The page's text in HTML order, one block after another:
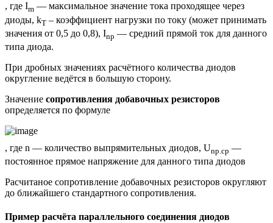
, где Im — максимальное значение тока проходящее через
диоды, kT – коэффициент нагрузки по току (может принимать
значения от 0,5 до 0,8), Inp — средний прямой ток для данного
типа диода.
При дробных значениях расчётного количества диодов
округление ведётся в большую сторону.
Значение сопротивления добавочных резисторов
определяется по формуле
, где n — количество выпрямительных диодов, Unp.cp —
постоянное прямое напряжение для данного типа диодов
Расчитаное сопротивление добавочных резисторов округляют
до ближайшего стандартного сопротивления.
Пример расчёта параллельного соединения диодов